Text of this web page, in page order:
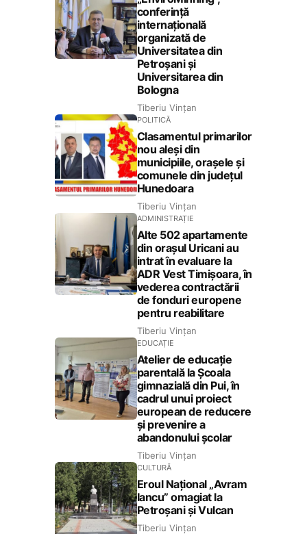
conferință
internațională
organizată de
Universitatea din
Petroșani și
Universitarea din
Bologna
Tiberiu Vințan
POLITICĂ
Clasamentul primarilor
nou aleși din
municipiile, orașele și
comunele din județul
Hunedoara
Tiberiu Vințan
ADMINISTRAȚIE
Alte 502 apartamente
din orașul Uricani au
intrat în evaluare la
ADR Vest Timișoara, în
vederea contractării
de fonduri europene
pentru reabilitare
Tiberiu Vințan
EDUCAȚIE
Atelier de educație
parentală la Școala
gimnazială din Pui, în
cadrul unui proiect
european de reducere
și prevenire a
abandonului școlar
Tiberiu Vințan
CULTURĂ
Eroul Național „Avram
Iancu” omagiat la
Petroșani și Vulcan
Tiberiu Vințan